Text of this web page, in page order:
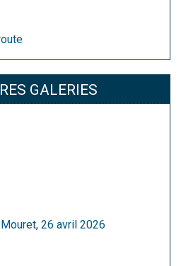
GALERIES
26 avril 2026